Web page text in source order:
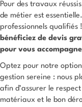
Pour des travaux
de métier est
professionnels qualifiés !
bénéficiez de devis
pour vous
Optez pour notre
gestion sereine : nous
afin d’assurer le
matériaux et le bon